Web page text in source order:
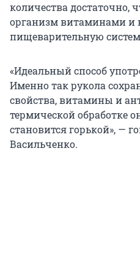
количества достаточно,
организм витаминами и
пищеварительную
«Идеальный способ
Именно так рукола
свойства, витамины и
термической обработке
становится горькой», —
Васильченко.